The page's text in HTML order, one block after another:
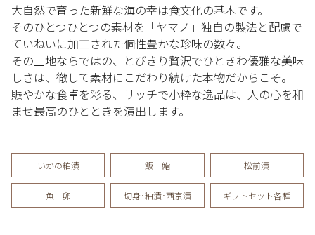
大自然で育った新鮮な海の幸は食文化の基本です。
そのひとつひとつの素材を「ヤマノ」独自の製法と配慮で
ていねいに加工された個性豊かな珍味の数々。
その土地ならではの、とびきり贅沢でひときわ優雅な美味
しさは、徹して素材にこだわり続けた本物だからこそ。
賑やかな食卓を彩る、リッチで小粋な逸品は、人の心を和
ませ最高のひとときを演出します。
いかの粕漬 飯 鮨 松前漬
魚 卵 切身･粕漬･西京漬 ギフトセット各種